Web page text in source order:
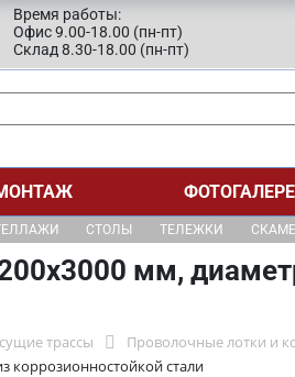
Время работы:
Офис 9.00-18.00 (пн-пт)
Склад 8.30-18.00 (пн-пт)
СТОЛЫ ТЕЛЕЖКИ
мм,
трассы Проволочные лотки и
коррозионностойкой стали